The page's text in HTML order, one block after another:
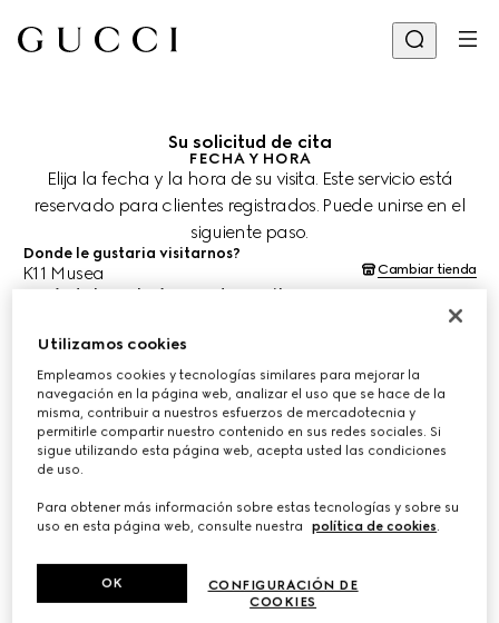
Su solicitud de cita
FECHA Y HORA
Elija la fecha y la hora de su visita. Este servicio está
reservado para clientes registrados. Puede unirse en el
siguiente paso.
Donde le gustaria visitarnos?
K11 Musea Cambiar tienda
¿Cuándo le gustaría agendar su cita?
Las fechas y horas se muestran en la hora local de la tienda (HKT) y
están sujetas a la confirmación del equipo de asesoría de clientes.
ELIJA EL HORARIO*
/3
Utilizamos cookies
Empleamos cookies y tecnologías similares para mejorar la
navegación en la página web, analizar el uso que se hace de la
misma, contribuir a nuestros esfuerzos de mercadotecnia y
permitirle compartir nuestro contenido en sus redes sociales. Si
sigue utilizando esta página web, acepta usted las condiciones
de uso.
Para obtener más información sobre estas tecnologías y sobre su
uso en esta página web, consulte nuestra
política de cookies.
CONFIGURACIÓN DE
COOKIES
OK